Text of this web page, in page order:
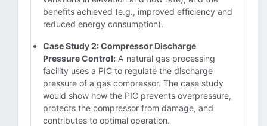
benefits achieved (e.g., improved efficiency and
reduced energy consumption).
Case Study 2: Compressor Discharge
Pressure Control: A natural gas processing
facility uses a PIC to regulate the discharge
pressure of a gas compressor. The case study
would show how the PIC prevents overpressure,
protects the compressor from damage, and
contributes to optimal operation.